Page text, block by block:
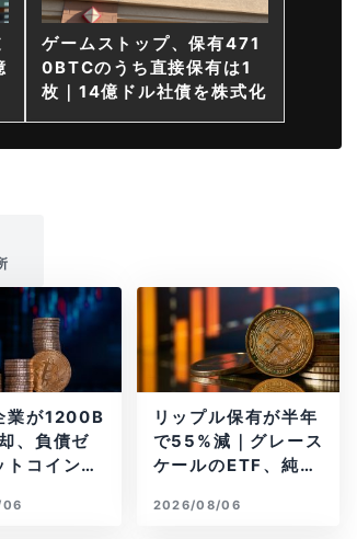
ゲームストップ、保有471
0BTCのうち直接保有は1
枚｜14億ドル社債を株式化
業が1200B
、負債ゼ
トコイン戦
リップル保有が半年
で55%減｜グレース
ケールのETF、純資
2026/08/06